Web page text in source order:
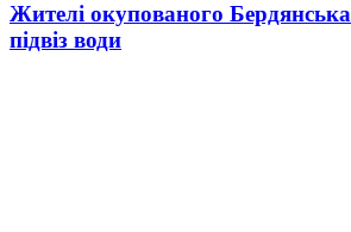
Жителі окупованого
підвіз води